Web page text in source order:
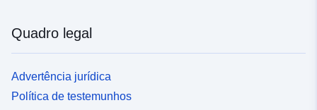
Quadro legal
Advertência jurídica
Política de testemunhos